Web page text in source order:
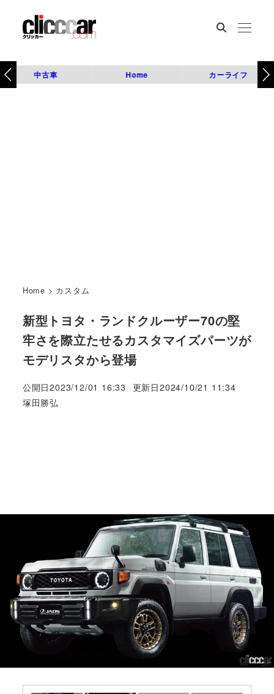
中古車 Home カーライフ
Home > カスタム
新型トヨタ・ランドクルーザー70の堅
牢さを際立たせるカスタマイズパーツが
モデリスタから登場
公開日2023/12/01 16:33 更新日2024/10/21 11:34
著
塚田勝弘